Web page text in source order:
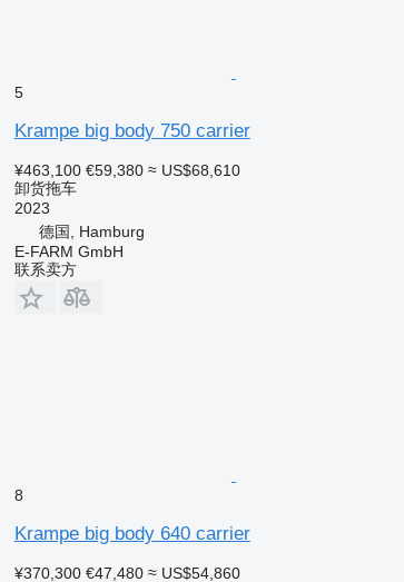
5
Krampe big body 750 carrier
¥463,100 €59,380 ≈ US$68,610
卸货拖车
2023
德国, Hamburg
E-FARM GmbH
联系卖方
8
Krampe big body 640 carrier
¥370,300 €47,480 ≈ US$54,860